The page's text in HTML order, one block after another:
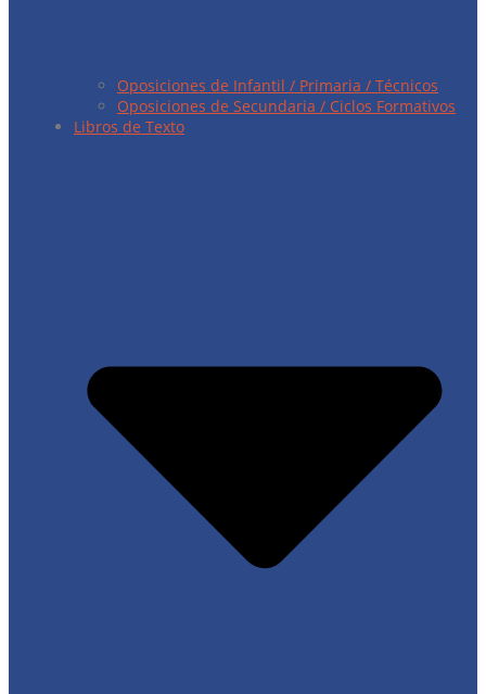
Oposiciones de Infantil / Primaria / Técnicos
Oposiciones de Secundaria / Ciclos Formativos
Libros de Texto